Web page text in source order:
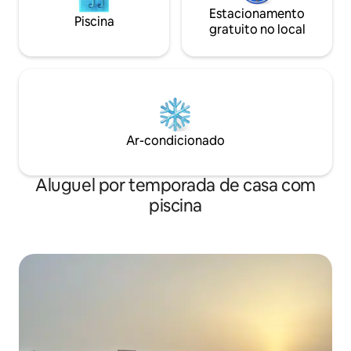
Piscina
Estacionamento
gratuito no local
Ar-condicionado
Aluguel por temporada de casa com
piscina